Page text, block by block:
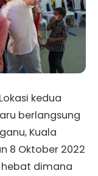
kedua
berlangsung
Kuala
8 Oktober 2022
dimana